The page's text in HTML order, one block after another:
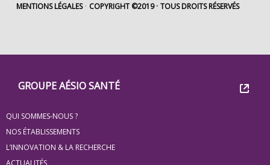
Groupe
Eovi
pour
les
GROUPE AÉSIO SANTÉ
QUI SOMMES-NOUS ?
NOS ÉTABLISSEMENTS
L’INNOVATION & LA RECHERCHE
ACTUALITÉS
MENTIONS LÉGALES COPYRIGHT ©2019 TOUS DROITS RÉSERVÉS